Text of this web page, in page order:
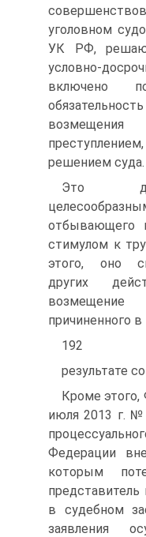
уголовном
УК РФ,
условно-
включено
решением суда.
Это
отбывающего
стимулом к
этого, оно
других
причиненного в
192
результате
Кроме
июля 2013 г. №
Федерации
которым
представитель
в судебном
заявления